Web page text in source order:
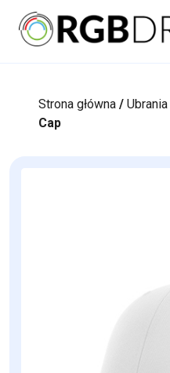
content
Strona główna /Ubrania
Cap